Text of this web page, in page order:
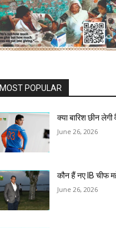
MOST POPULAR
क्या बारिश छीन
June 26, 2026
कौन हैं नए IB चीफ
June 26, 2026